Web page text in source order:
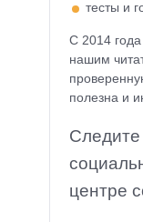
тесты и
С 2014
нашим
полезна и
центре